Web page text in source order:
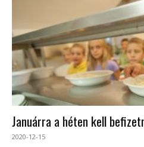
Januárra a héten kell
2020-12-15